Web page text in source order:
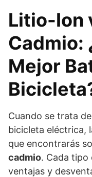
Litio-Ion
Cadmio:
Mejor
Cuando se trata
bicicleta eléctrica,
que encontrarás
cadmio. Cada tipo
ventajas y